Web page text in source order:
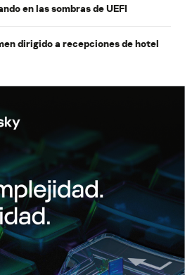
en las sombras de UEFI
dirigido a recepciones de hotel